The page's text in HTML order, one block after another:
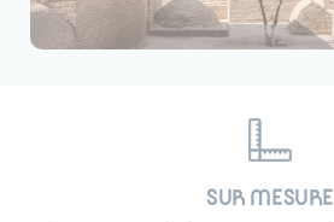
SUR MESURE